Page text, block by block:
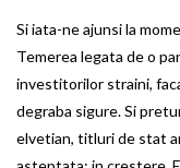
Si iata-ne ajunsi la
Temerea legata de o
investitorilor straini,
degraba sigure. Si
elvetian, titluri de stat